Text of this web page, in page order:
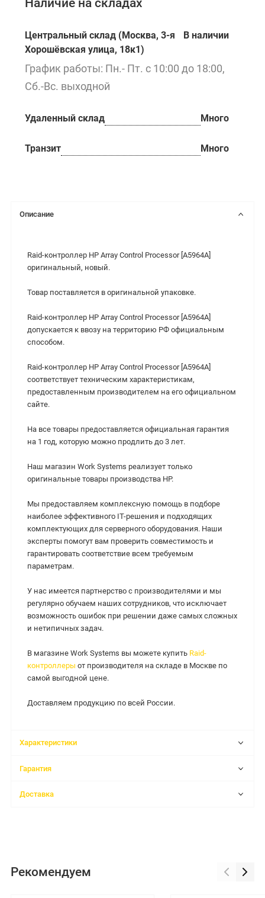
Наличие на складах
Центральный склад (Москва, 3-я
Хорошёвская улица, 18к1)
В наличии
График работы: Пн.- Пт. с 10:00 до 18:00,
Сб.-Вс. выходной
Удаленный склад Много
Транзит Много
Описание
Raid-контроллер HP Array Control Processor [A5964A]
оригинальный, новый.
Товар поставляется в оригинальной упаковке.
Raid-контроллер HP Array Control Processor [A5964A]
допускается к ввозу на территорию РФ официальным
способом.
Raid-контроллер HP Array Control Processor [A5964A]
cоответствует техническим характеристикам,
предоставленным производителем на его официальном
сайте.
На все товары предоставляется официальная гарантия
на 1 год, которую можно продлить до 3 лет.
Наш магазин Work Systems реализует только
оригинальные товары производства HP.
Мы предоставляем комплексную помощь в подборе
наиболее эффективного IT-решения и подходящих
комплектующих для серверного оборудования. Наши
эксперты помогут вам проверить совместимость и
гарантировать соответствие всем требуемым
параметрам.
У нас имеется партнерство с производителями и мы
регулярно обучаем наших сотрудников, что исключает
возможность ошибок при решении даже самых сложных
и нетипичных задач.
В магазине Work Systems вы можете купить Raid-
контроллеры от производителя на складе в Москве по
самой выгодной цене.
Доставляем продукцию по всей России.
Характеристики
Гарантия
Доставка
Рекомендуем